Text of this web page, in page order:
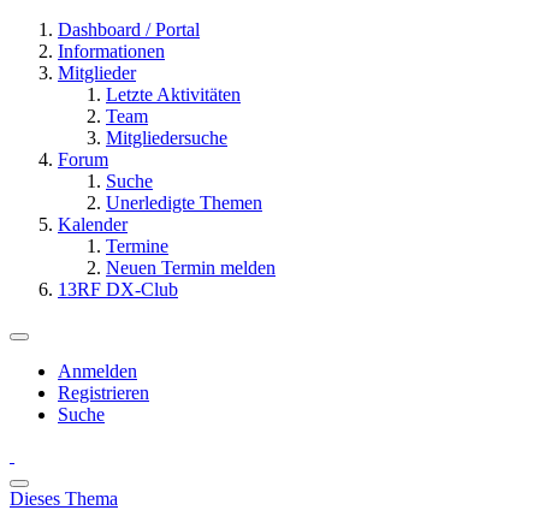
Dashboard / Portal
Informationen
Mitglieder
Letzte Aktivitäten
Team
Mitgliedersuche
Forum
Suche
Unerledigte Themen
Kalender
Termine
Neuen Termin melden
13RF DX-Club
Anmelden
Registrieren
Suche
Dieses Thema